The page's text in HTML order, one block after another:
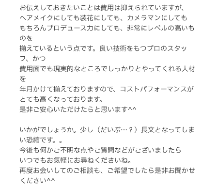
お伝えしておきたいことは費用は抑えられていますが、
ヘアメイクにしても装花にしても、カメラマンにしても
もちろんプロデュース力にしても、非常にレベルの高いも
のを
揃えているという点です。良い技術をもつプロのスタッ
フ、かつ
費用面でも現実的なところでしっかりとやってくれる人材
を
年月かけて揃えておりますので、コストパフォーマンスが
とても高くなっております。
是非ご安心いただけたらと思います^^
いかがでしょうか。少し（だいぶ…？）長文となってしま
い恐縮です。。
今後も何かご不明な点やご質問などがございましたら
いつでもお気軽にお尋ねくださいね。
再度お会いしてのご相談も、ご希望でしたら是非お聞かせ
ください^^